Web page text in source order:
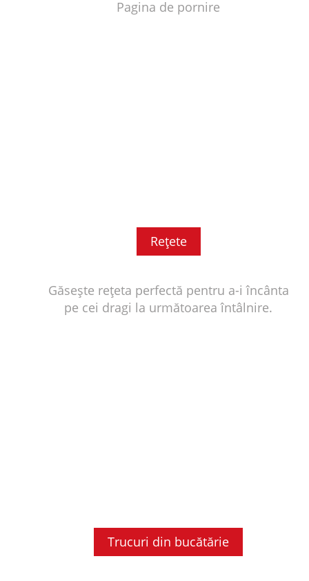
Pagina de pornire
Reţete
Găsește rețeta perfectă pentru a-i încânta
pe cei dragi la următoarea întâlnire.
Trucuri din bucătărie